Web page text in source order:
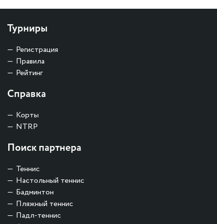
Турниры
Регистрация
Правила
Рейтинг
Справка
Корты
NTRP
Поиск партнера
Теннис
Настольный теннис
Бадминтон
Пляжный теннис
Падл-теннис